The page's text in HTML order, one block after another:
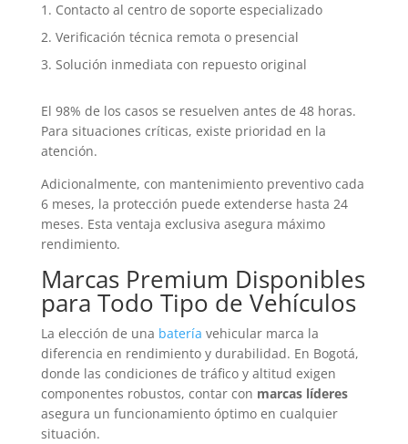
Contacto al centro de soporte especializado
Verificación técnica remota o presencial
Solución inmediata con repuesto original
El 98% de los casos se resuelven antes de 48 horas.
Para situaciones críticas, existe prioridad en la
atención.
Adicionalmente, con mantenimiento preventivo cada
6 meses, la protección puede extenderse hasta 24
meses. Esta ventaja exclusiva asegura máximo
rendimiento.
Marcas Premium Disponibles
para Todo Tipo de Vehículos
La elección de una batería vehicular marca la
diferencia en rendimiento y durabilidad. En Bogotá,
donde las condiciones de tráfico y altitud exigen
componentes robustos, contar con marcas líderes
asegura un funcionamiento óptimo en cualquier
situación.